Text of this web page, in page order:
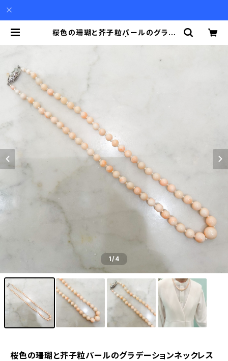
桜色の珊瑚と芥子粒パールのグラデ
1/4
桜色の珊瑚と芥子粒パールのグラデーションネックレス